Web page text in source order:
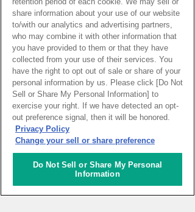
PAGE TOP
HOME イベントカレンダー
ナレッジキャピタルを知る
share information about your use of our website
to/with our analytics and advertising partners,
who may combine it with other information that
you have provided to them or that they have
collected from your use of their services. You
have the right to opt out of sale or share of your
personal information by us. Please click [Do Not
Sell or Share My Personal Information] to
exercise your right. If we have detected an opt-
out preference signal, then it will be honored.
Privacy Policy
Change your sell or share preference
Do Not Sell or Share My Personal
Information